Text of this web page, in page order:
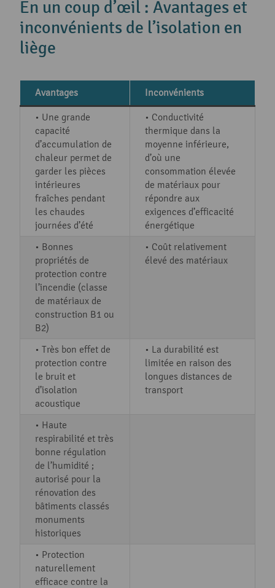
En un coup d’œil : Avantages et
inconvénients de l’isolation en
liège
Avantages Inconvénients
• Une grande
capacité
d’accumulation de
chaleur permet de
garder les pièces
intérieures
fraîches pendant
les chaudes
journées d’été
• Conductivité
thermique dans la
moyenne inférieure,
d’où une
consommation élevée
de matériaux pour
répondre aux
exigences d’efficacité
énergétique
• Bonnes
propriétés de
protection contre
l’incendie (classe
de matériaux de
construction B1 ou
B2)
• Coût relativement
élevé des matériaux
• Très bon effet de
protection contre
le bruit et
d’isolation
acoustique
• La durabilité est
limitée en raison des
longues distances de
transport
• Haute
respirabilité et très
bonne régulation
de l’humidité ;
autorisé pour la
rénovation des
bâtiments classés
monuments
historiques
• Protection
naturellement
efficace contre la